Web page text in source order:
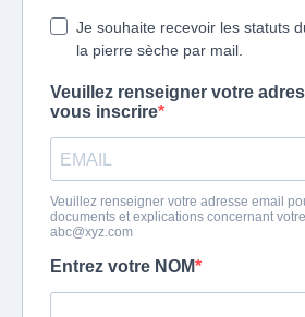
Je souhaite recevoir les statuts
la pierre sèche par mail.
Veuillez renseigner votre
vous inscrire
Veuillez renseigner votre adresse email
documents et explications concernant
abc@xyz.com
Entrez votre NOM